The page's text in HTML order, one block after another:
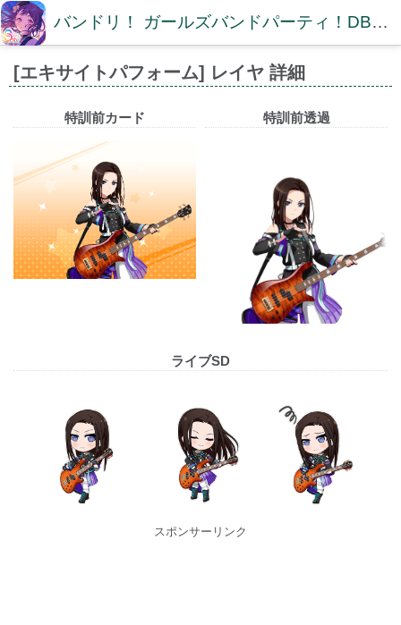
バンドリ！ ガールズバンドパーティ！DB【ガルパDB】
[エキサイトパフォーム] レイヤ 詳細
特訓前カード 特訓前透過
ライブSD
スポンサーリンク